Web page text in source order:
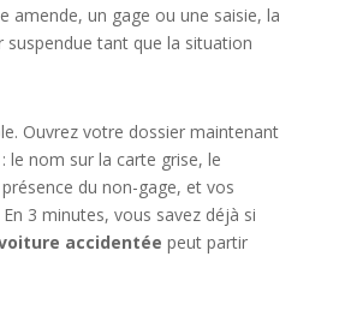
amende, un gage ou une saisie, la
suspendue tant que la situation
Ouvrez votre dossier maintenant
le nom sur la carte grise, le
du non-gage, et vos
3 minutes, vous savez déjà si
accidentée peut partir